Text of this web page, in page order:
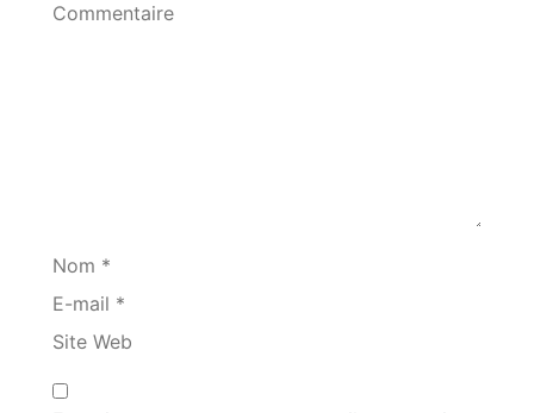
Commentaire
Nom *
E-mail *
Site Web